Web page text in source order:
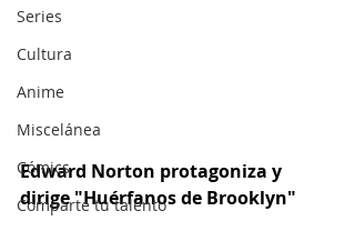
Series
Cultura
Anime
Miscelánea
Cómics
Comparte tu talento
Edward Norton protagoniza y
dirige "Huérfanos de Brooklyn"